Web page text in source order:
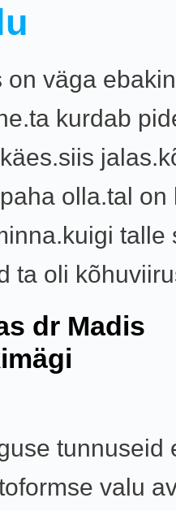
on väga
kurdab
olla.tal on
talle
ta oli
dr Madis
tunnuseid
valu